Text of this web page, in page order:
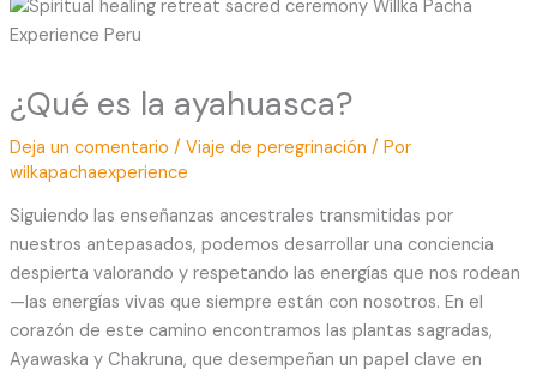
¿Qué es la ayahuasca?
Deja un comentario / Viaje de peregrinación / Por
wilkapachaexperience
Siguiendo las enseñanzas ancestrales transmitidas por
nuestros antepasados, podemos desarrollar una conciencia
despierta valorando y respetando las energías que nos rodean
—las energías vivas que siempre están con nosotros. En el
corazón de este camino encontramos las plantas sagradas,
Ayawaska y Chakruna, que desempeñan un papel clave en